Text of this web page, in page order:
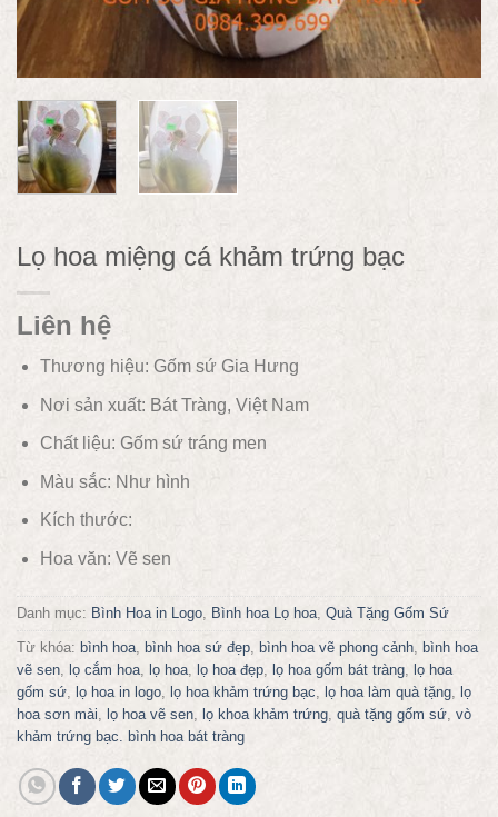
Lọ hoa miệng cá khảm trứng bạc
Liên hệ
Thương hiệu: Gốm sứ Gia Hưng
Nơi sản xuất: Bát Tràng, Việt Nam
Chất liệu: Gốm sứ tráng men
Màu sắc: Như hình
Kích thước:
Hoa văn: Vẽ sen
Danh mục: Bình Hoa in Logo Bình hoa Lọ hoa Quà Tặng Gốm Sứ
Từ khóa: bình hoa bình hoa sứ đẹp bình hoa vẽ phong cảnh
bình hoa
vẽ sen
lọ cắm hoa lọ hoa lọ hoa đẹp lọ hoa gốm bát tràng
lọ hoa
gốm sứ
lọ hoa in logo lọ hoa khảm trứng bạc lọ hoa làm quà tặng
lọ
hoa sơn mài
lọ hoa vẽ sen lọ khoa khảm trứng quà tặng gốm sứ vò
khảm trứng bạc. bình hoa bát tràng